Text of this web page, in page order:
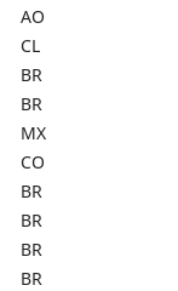
AO
CL
BR
BR
MX
CO
BR
BR
BR
BR